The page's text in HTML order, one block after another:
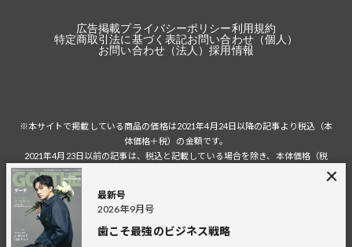
最新号
2026年9月号
歯こそ最強のビジネス戦略
広告掲載プライバシーポリシー利用規約
特定商取引法に基づく表記お問い合わせ（個人）
お問い合わせ（法人）採用情報
※本サイトで掲載している商品の価格は2021年4月24日以降の記事より税込（本
体価格＋税）の金額です。
2021年4月23日以前の記事は、税込と記載している場合を除き、本体価格（税
税込の場合の税額は掲載当時の税率に準じます。